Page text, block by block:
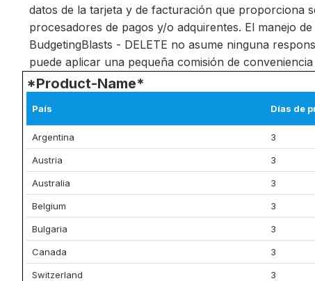
datos de la tarjeta y de facturación que proporciona
procesadores de pagos y/o adquirentes. El manejo
BudgetingBlasts - DELETE no asume ninguna
puede aplicar una pequeña comisión de
*Product-Name*
País Días de
Argentina 3
Austria 3
Australia 3
Belgium 3
Bulgaria 3
Canada 3
Switzerland 3